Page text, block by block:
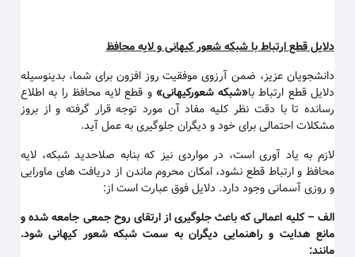
دلایل قطع ارتباط با شبکه شعور کیهانی و لایه محافظ
دانشجویان عزیز، ضمن آرزوی موفقیت روز افزون برای شما، بدینوسیله
دلایل قطع ارتباط با«شبکه شعورکیهانی»و قطع لایه محافظ را به اطلاع
رسانده تا با دقت نظر کلیه مفاد آن مورد توجه قرار گرفته و از بروز
مشکلات احتمالی برای خود و دیگران جلوگیری به عمل آید.
لازم به یاد آوری است، در مواردی نیز که بنابه صلاحدید شبکه، لایه
محافظ و ارتباط قطع نشود، امکان محروم ماندن از دریافت های ماورایی
و روزی آسمانی وجود دارد. دلایل فوق عبارت است از:
الف– کلیه اعمالی که باعث جلوگیری از ارتقای روح جمعی جامعه شده و
مانع هدایت و راهنمایی دیگران به سمت شبکه شعور کیهانی شود.
مانند: